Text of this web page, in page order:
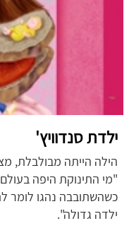
ילדת סנדוויץ'
"מי התינוקת היפה
כשהשתובבה נהגו לומר
ילדה גדולה".